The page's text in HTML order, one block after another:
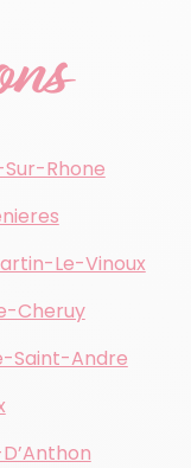
Rhone
Le-Vinoux
Cheruy
Saint-Andre